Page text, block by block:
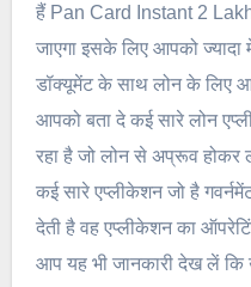
हैं Pan Card Instant 2
जाएगा इसके लिए आपको
डॉक्यूमेंट के साथ लोन के लिए
आपको बता दे कई सारे लोन
रहा है जो लोन से अप्रूव होकर
कई सारे एप्लीकेशन जो है
देती है वह एप्लीकेशन का
आप यह भी जानकारी देख लें कि